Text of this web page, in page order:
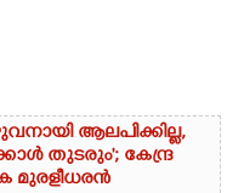
ആലപിക്കില്ല,
തുടരും'; കേന്ദ്ര
മുരളീധരൻ